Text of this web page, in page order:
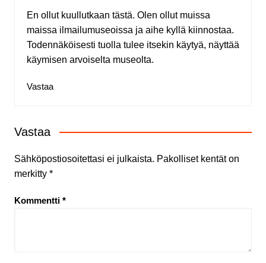
En ollut kuullutkaan tästä. Olen ollut muissa
maissa ilmailumuseoissa ja aihe kyllä kiinnostaa.
Todennäköisesti tuolla tulee itsekin käytyä, näyttää
käymisen arvoiselta museolta.
Vastaa
Vastaa
Sähköpostiosoitettasi ei julkaista. Pakolliset kentät on
merkitty *
Kommentti *